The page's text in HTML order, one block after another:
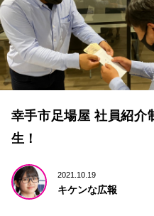
幸手市足場屋 社員紹介
生！
2021.10.19
キケンな広報